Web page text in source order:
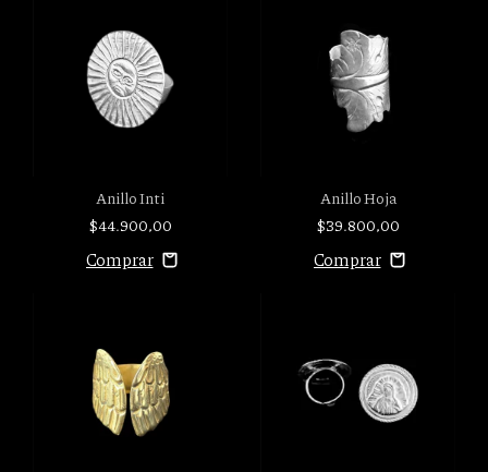
Anillo Inti
$44.900,00
Anillo Hoja
$39.800,00